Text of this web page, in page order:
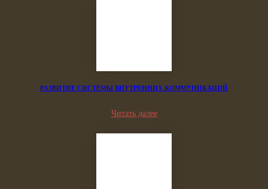
РАЗВИТИЕ СИСТЕМЫ ВНУТРЕННИХ КОММУНИКАЦИЙ
Читать далее